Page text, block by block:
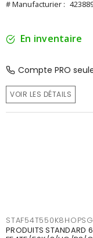
# Manufacturier :
En inventaire
Compte PRO
VOIR LES DÉTAILS
PRODUITS STANDARD